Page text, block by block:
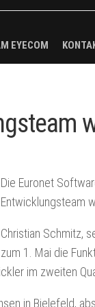
EYECOM
Die Euronet
Entwicklungsteam
Christian Schmitz,
zum 1. Mai die
im zweiten
in Bielefeld,